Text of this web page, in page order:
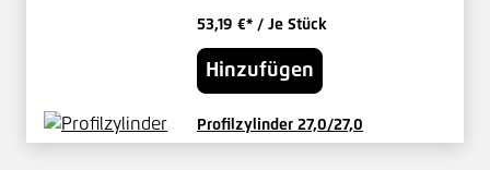
53,19 €* / Je Stück
Hinzufügen
Profilzylinder 27,0/27,0